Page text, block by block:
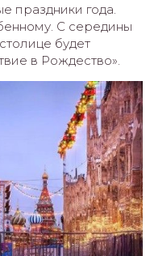
праздники года.
С середины
будет
в Рождество».